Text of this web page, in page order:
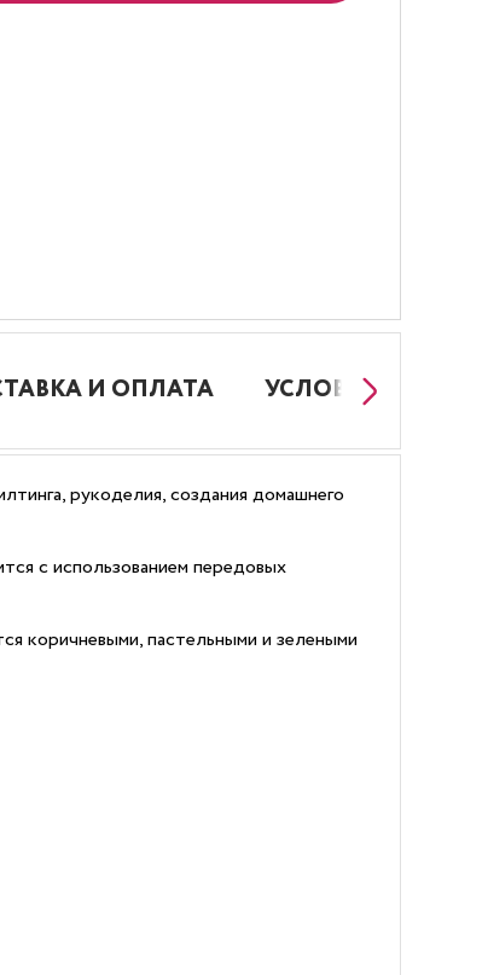
И ОПЛАТА УСЛОВИЯ РАБОТЫ
рукоделия, создания домашнего
с использованием передовых
коричневыми, пастельными и зелеными